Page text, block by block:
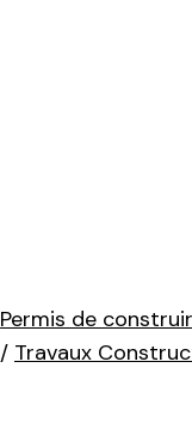
Permis de
/ Travaux